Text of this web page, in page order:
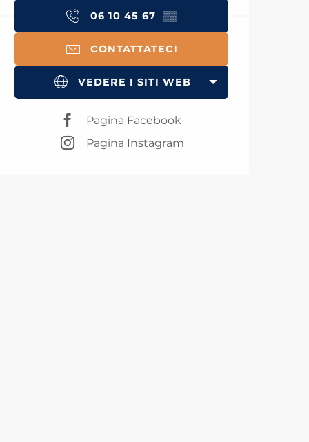
06 10 45 67 ▒▒
CONTATTATECI
VEDERE I SITI WEB
Pagina Facebook
Pagina Instagram